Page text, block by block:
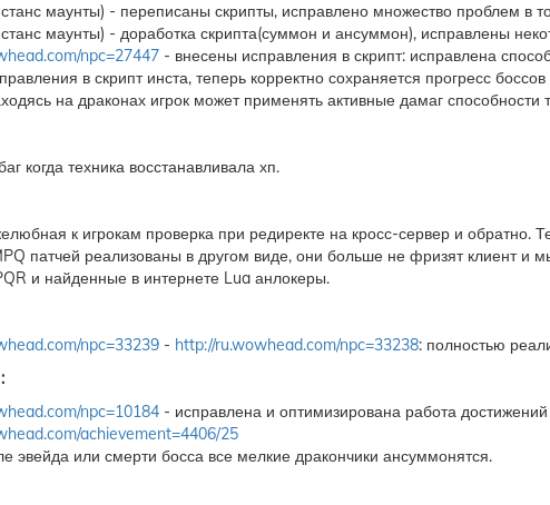
маунты) - переписаны скрипты, исправлено множество проблем в
маунты) - доработка скрипта(суммон и ансуммон), исправлены
npc=27447 - внесены исправления в скрипт: исправлена
в скрипт инста, теперь корректно сохраняется прогресс
на драконах игрок может применять активные дамаг способности
когда техника восстанавливала хп.
к игрокам проверка при редиректе на кросс-сервер и обратно.
патчей реализованы в другом виде, они больше не фризят клиент и
и найденные в интернете Lua анлокеры.
npc=33239 - http://ru.wowhead.com/npc=33238: полностью
npc=10184 - исправлена и оптимизирована работа
achievement=4406/25
эвейда или смерти босса все мелкие дракончики ансуммонятся.